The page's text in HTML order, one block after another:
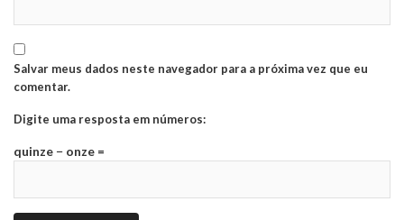
Salvar meus dados neste navegador para a próxima vez que eu
comentar.
Digite uma resposta em números:
quinze − onze =